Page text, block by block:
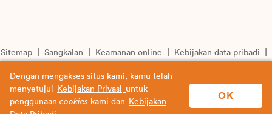
Sitemap Sangkalan Keamanan online
Kebijakan data pribadi
© Copyright 2026 PT FWD Insurance Indonesia. All rights
reserved.
Dengan mengakses situs kami, kamu telah
menyetujui
Kebijakan Privasi untuk
penggunaan cookies kami dan
Kebijakan
OK